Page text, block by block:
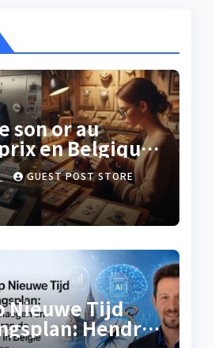
son or au
en Belgique
GUEST POST STORE
Nieuwe Tijd
Hendrik